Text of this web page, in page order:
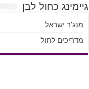
גיימינג כחול לבן
מנג'ר ישראל
מדריכים לחול